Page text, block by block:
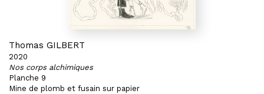
Thomas GILBERT
2020
Nos corps alchimiques
Planche 9
Mine de plomb et fusain sur papier